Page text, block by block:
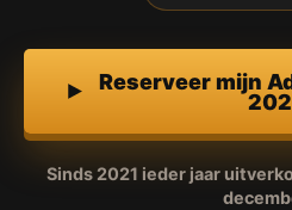
Reserveer mijn
Sinds 2021 ieder jaar